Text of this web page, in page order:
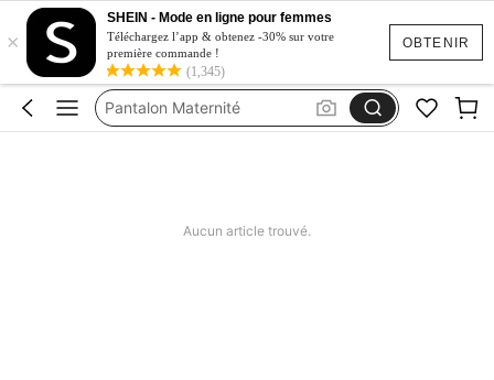
OBTENIR
×
SHEIN - Mode en ligne pour femmes
Téléchargez l’app & obtenez -30% sur votre
première commande !
(1,345)
Robe Shooting Grossesse
Robe Maternité
Pantalon Maternité
Aucun article trouvé.